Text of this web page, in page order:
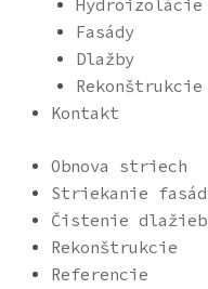
Hydroizolácie
Fasády
Dlažby
Rekonštrukcie
Kontakt
Obnova striech
Striekanie fasád
Čistenie dlažieb
Rekonštrukcie
Referencie